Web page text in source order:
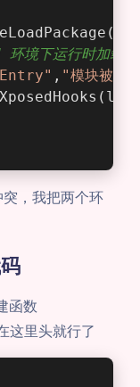
境下运行时加载
, "模块被加
，我把两个环
函数
这里头就行了